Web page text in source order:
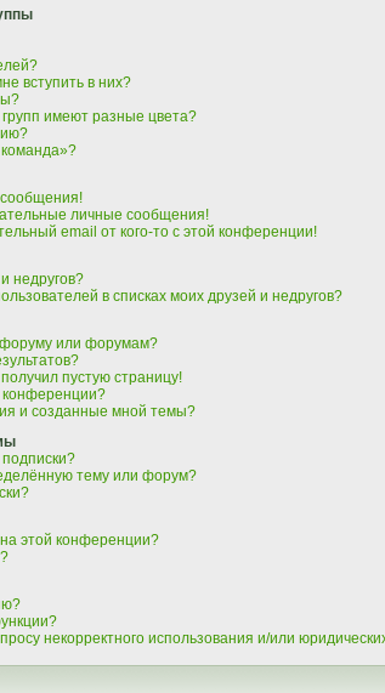
вступить в них?
имеют разные цвета?
личные сообщения!
email от кого-то с этой конференции!
недругов?
в списках моих друзей и недругов?
форуму или форумам?
пустую страницу!
конференции?
и созданные мной темы?
тему или форум?
этой конференции?
некорректного использования и/или